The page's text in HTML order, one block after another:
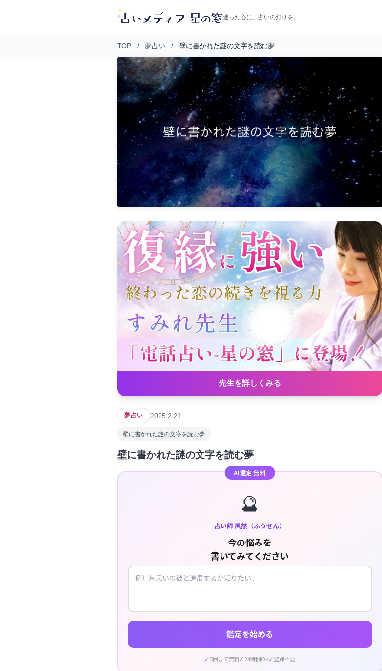
迷った心に、占いの灯りを。
TOP / 夢占い / 壁に書かれた謎の文字を読む夢
先生を詳しくみる
夢占い 2025.2.21
壁に書かれた謎の文字を読む夢
壁に書かれた謎の文字を読む夢
AI鑑定 無料
🔮
占い師 風然（ふうぜん）
今の悩みを
書いてみてください
鑑定を始める
5回まで無料 24時間OK 登録不要